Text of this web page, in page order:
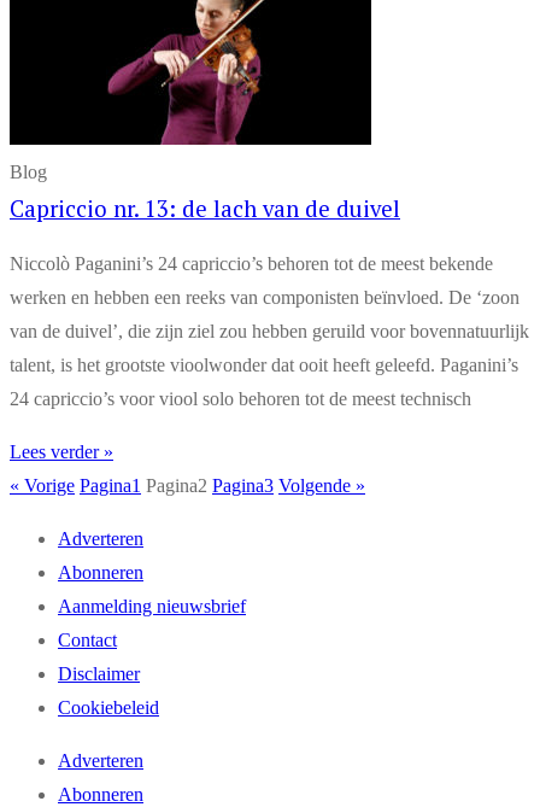
Blog
Capriccio nr. 13: de lach van de duivel
Niccolò Paganini’s 24 capriccio’s behoren tot de meest bekende
werken en hebben een reeks van componisten beïnvloed. De ‘zoon
van de duivel’, die zijn ziel zou hebben geruild voor bovennatuurlijk
talent, is het grootste vioolwonder dat ooit heeft geleefd. Paganini’s
24 capriccio’s voor viool solo behoren tot de meest technisch
Lees verder »
« Vorige Pagina1 Pagina2 Pagina3 Volgende »
Adverteren
Abonneren
Aanmelding nieuwsbrief
Contact
Disclaimer
Cookiebeleid
Adverteren
Abonneren